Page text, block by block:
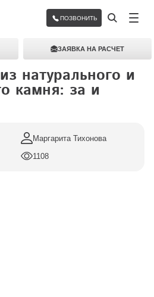
ПОЗВОНИТЬ
ЗАЯВКА НА РАСЧЕТ
натурального и
камня: за и
Маргарита Тихонова
1108